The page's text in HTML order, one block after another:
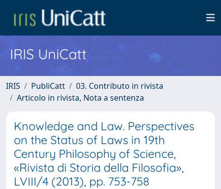
IRIS UniCatt
IRIS PubliCatt
03. Contributo in rivista
Articolo in rivista, Nota a sentenza
Knowledge and Law. Perspectives
on the Status of Laws in 19th
Century Philosophy of Science,
«Rivista di Storia della Filosofia»,
LVIII/4 (2013), pp. 753-758